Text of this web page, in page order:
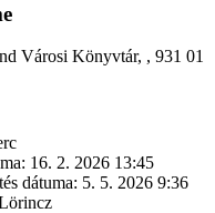
Városi Könyvtár, , 931 01
16. 2. 2026 13:45
dátuma: 5. 5. 2026 9:36